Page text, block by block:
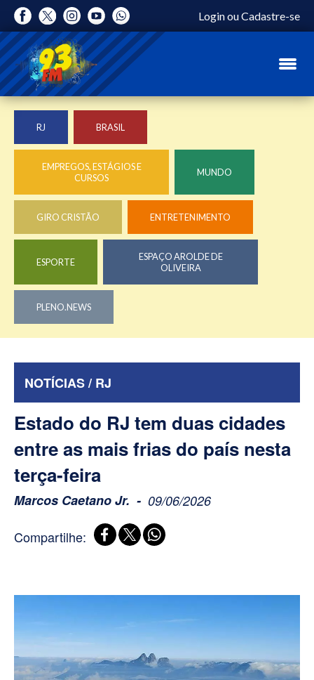
LoginouCadastre-se
RJ BRASIL
EMPREGOS, ESTÁGIOS E
CURSOS
MUNDO
GIRO CRISTÃO ENTRETENIMENTO
ESPORTE
ESPAÇO AROLDE DE
OLIVEIRA
PLENO.NEWS
NOTÍCIAS / RJ
Estado do RJ tem duas cidades
entre as mais frias do país nesta
terça-feira
Marcos Caetano Jr. 09/06/2026
Compartilhe: